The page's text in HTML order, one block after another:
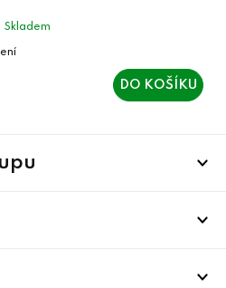
Skladem
DO KOŠÍKU